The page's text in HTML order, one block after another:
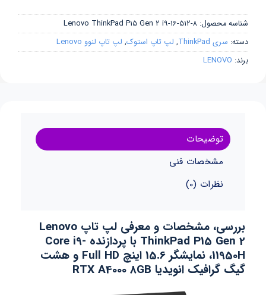
شناسه محصول: Lenovo ThinkPad P15 Gen 2 i9-16-512-8
دسته: سری ThinkPad , لپ تاپ استوک, لپ تاپ لنوو Lenovo
برند: LENOVO
توضیحات
مشخصات فنی
نظرات (0)
بررسی، مشخصات و معرفی لپ تاپ Lenovo
ThinkPad P15 Gen 2 با پردازنده Core i9-
11950H، نمایشگر 15.6 اینچ Full HD و هشت
گیگ گرافیک انویدیا RTX A4000 8GB